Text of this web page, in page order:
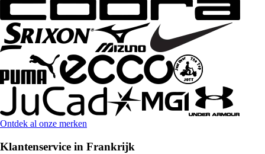
Ontdek al onze merken
Klantenservice in Frankrijk